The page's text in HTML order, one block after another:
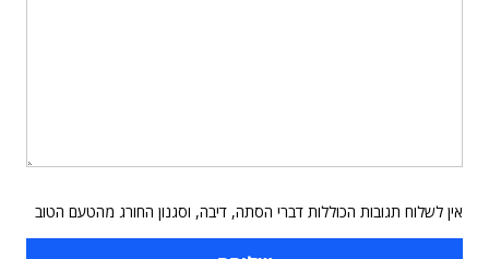
אין לשלוח תגובות הכוללות דברי הסתה, דיבה, וסגנון החורג מהטעם הטוב